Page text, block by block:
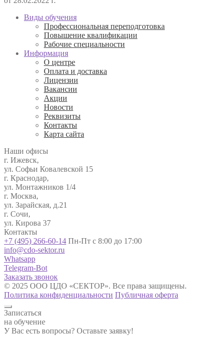
Виды обучения
Профессиональная переподготовка
Повышение квалификации
Рабочие специальности
Информация
О центре
Оплата и доставка
Лицензии
Вакансии
Акции
Новости
Реквизиты
Контакты
Карта сайта
Наши офисы
г. Ижевск,
ул. Софьи Ковалевской 15
г. Краснодар,
ул. Монтажников 1/4
г. Москва,
ул. Зарайская, д.21
г. Сочи,
ул. Кирова 37
Контакты
+7 (495) 266-60-14 Пн-Пт с 8:00 до 17:00
info@cdo-sektor.ru
Whatsapp
Telegram-Bot
Заказать звонок
© 2025 ООО ЦДО «СЕКТОР». Все права защищены.
Политика конфиденциальности Публичная оферта
Записаться
на обучение
У Вас есть вопросы? Оставьте заявку!